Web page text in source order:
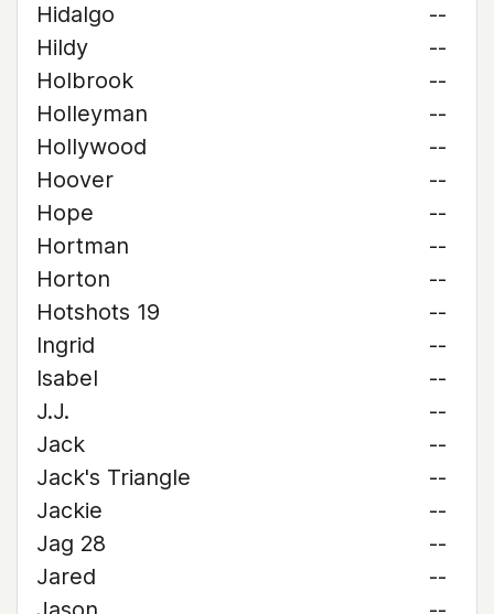
Hidalgo
--
Hildy
--
Holbrook
--
Holleyman
--
Hollywood
--
Hoover
--
Hope
--
Hortman
--
Horton
--
Hotshots 19
--
Ingrid
--
Isabel
--
J.J.
--
Jack
--
Jack's Triangle
--
Jackie
--
Jag 28
--
Jared
--